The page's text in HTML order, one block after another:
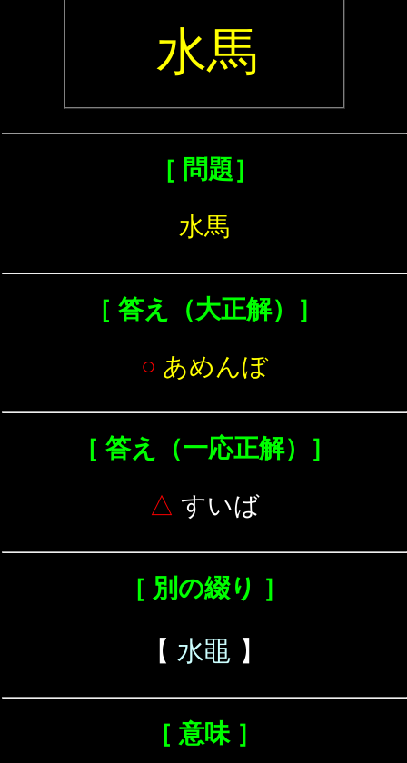
水馬
［ 問題］
水馬
［ 答え（大正解）］
○ あめんぼ
［ 答え（一応正解）］
△ すいば
［ 別の綴り ］
【 水黽 】
［ 意味 ］